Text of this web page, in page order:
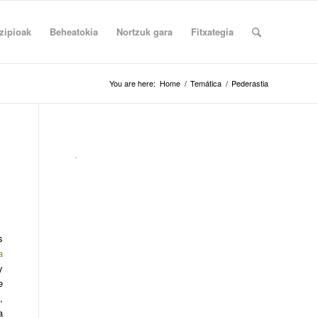
Beheatokia Nortzuk gara Fitxategia
You are here: Home / Temática / Pederastia
.